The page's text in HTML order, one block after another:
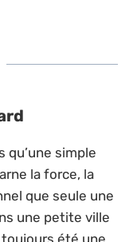
qu’une simple
la force, la
que seule une
une petite ville